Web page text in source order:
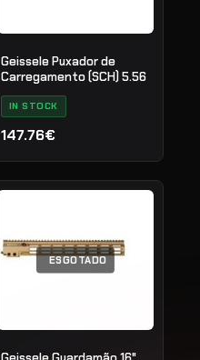
Geissele Puxador de
Carregamento (SCH) 5.56
IN STOCK
147.76€
ESGOTADO